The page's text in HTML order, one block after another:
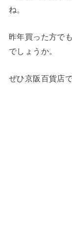
ね。
昨年買った方で
でしょうか。
ぜひ京阪百貨店